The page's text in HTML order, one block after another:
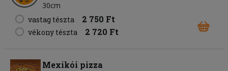
30cm
vastag tészta
2 750 Ft
vékony tészta 2 720 Ft
Mexikói pizza